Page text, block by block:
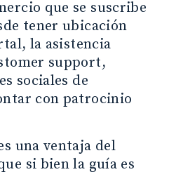
que se suscribe
tener ubicación
la asistencia
support,
sociales de
con patrocinio
una ventaja del
si bien la guía es